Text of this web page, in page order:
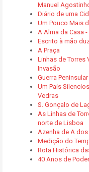
Manuel
Diário de uma
Um Pouco Mais
A Alma da Casa
Escrito à mão
A Praça
Linhas de Torres
Invasão
Guerra
Um País
Vedras
S. Gonçalo de
As Linhas de
norte de Lisboa
Azenha de A
Medição do
Rota Histórica
40 Anos de